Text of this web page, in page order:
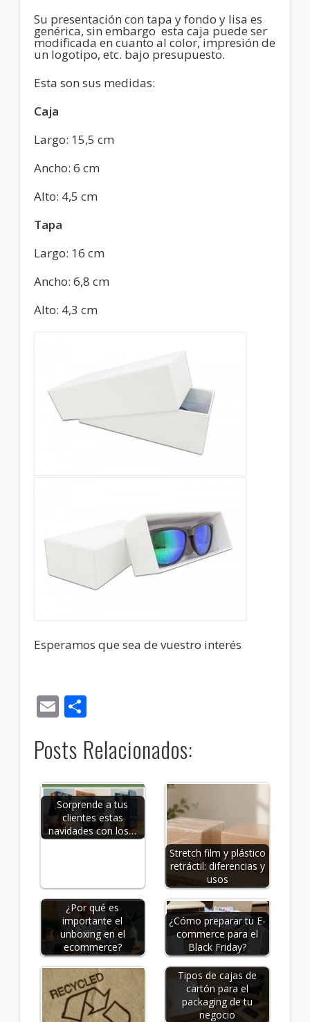
Su presentación con tapa y fondo y lisa es
genérica, sin embargo esta caja puede ser
modificada en cuanto al color, impresión de
un logotipo, etc. bajo presupuesto.
Esta son sus medidas:
Caja
Largo: 15,5 cm
Ancho: 6 cm
Alto: 4,5 cm
Tapa
Largo: 16 cm
Ancho: 6,8 cm
Alto: 4,3 cm
Esperamos que sea de vuestro interés
EmailCompartir
Posts Relacionados:
Sorprende a tus
clientes estas
navidades con los…
Stretch film y plástico
retráctil: diferencias y
usos
¿Por qué es
importante el
unboxing en el
ecommerce?
¿Cómo preparar tu E-
commerce para el
Black Friday?
Tipos de cajas de
cartón para el
packaging de tu
negocio